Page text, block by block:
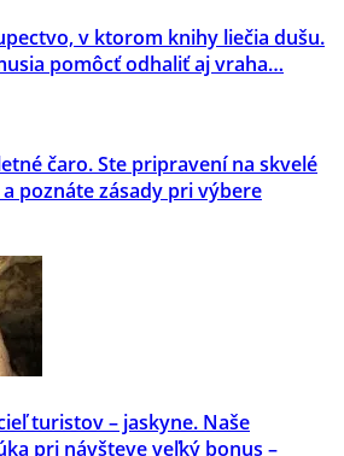
v ktorom knihy liečia dušu.
pomôcť odhaliť aj vraha…
čaro. Ste pripravení na skvelé
poznáte zásady pri výbere
turistov – jaskyne. Naše
pri návšteve veľký bonus –